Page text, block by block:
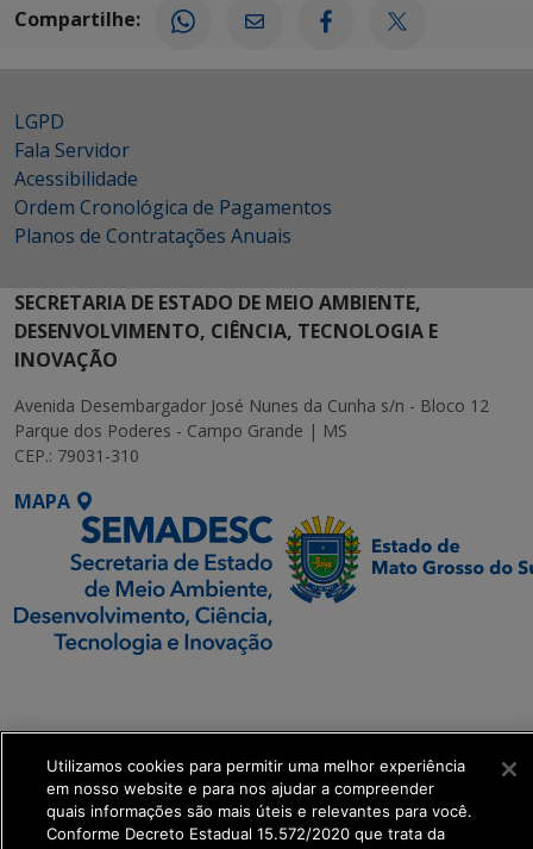
Compartilhe:
LGPD
Fala Servidor
Acessibilidade
Ordem Cronológica de Pagamentos
Planos de Contratações Anuais
SECRETARIA DE ESTADO DE MEIO AMBIENTE,
DESENVOLVIMENTO, CIÊNCIA, TECNOLOGIA E
INOVAÇÃO
Avenida Desembargador José Nunes da Cunha s/n - Bloco 12
Parque dos Poderes - Campo Grande | MS
CEP.: 79031-310
MAPA
Transformação Digital
get_footer();
Utilizamos cookies para permitir uma melhor experiência
em nosso website e para nos ajudar a compreender
quais informações são mais úteis e relevantes para você.
Conforme Decreto Estadual 15.572/2020 que trata da